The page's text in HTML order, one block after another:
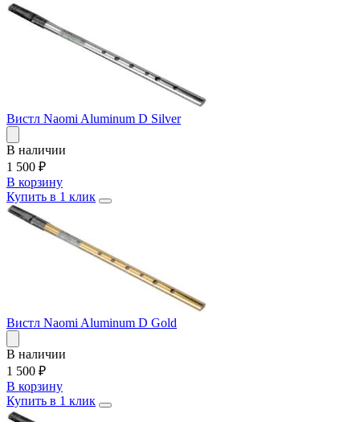
Вистл Naomi Aluminum D Silver
В наличии
1 500 ₽
В корзину
Купить в 1 клик
Вистл Naomi Aluminum D Gold
В наличии
1 500 ₽
В корзину
Купить в 1 клик